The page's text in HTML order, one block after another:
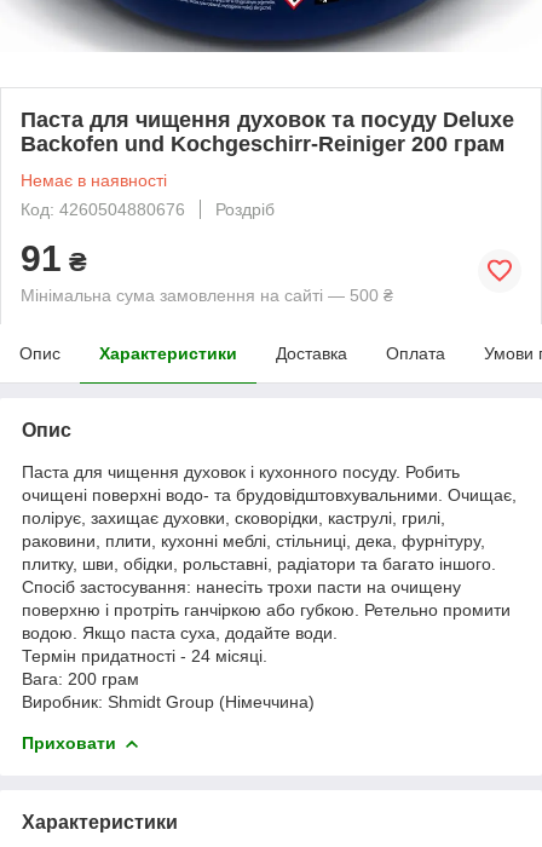
Паста для чищення духовок та посуду Deluxe
Backofen und Kochgeschirr-Reiniger 200 грам
Немає в наявності
Код: 4260504880676
Роздріб
91 ₴
Мінімальна сума замовлення на сайті — 500 ₴
Опис Характеристики Доставка Оплата Умови
Опис
Паста для чищення духовок і кухонного посуду. Робить
очищені поверхні водо- та брудовідштовхувальними. Очищає,
полірує, захищає духовки, сковорідки, каструлі, грилі,
раковини, плити, кухонні меблі, стільниці, дека, фурнітуру,
плитку, шви, обідки, рольставні, радіатори та багато іншого.
Спосіб застосування: нанесіть трохи пасти на очищену
поверхню і протріть ганчіркою або губкою. Ретельно промити
водою. Якщо паста суха, додайте води.
Термін придатності - 24 місяці.
Вага: 200 грам
Виробник: Shmidt Group (Німеччина)
Приховати
Характеристики